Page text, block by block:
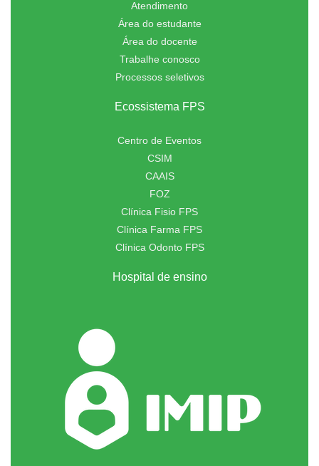
Atendimento
Área do estudante
Área do docente
Trabalhe conosco
Processos seletivos
Ecossistema FPS
Centro de Eventos
CSIM
CAAIS
FOZ
Clínica Fisio FPS
Clínica Farma FPS
Clínica Odonto FPS
Hospital de ensino